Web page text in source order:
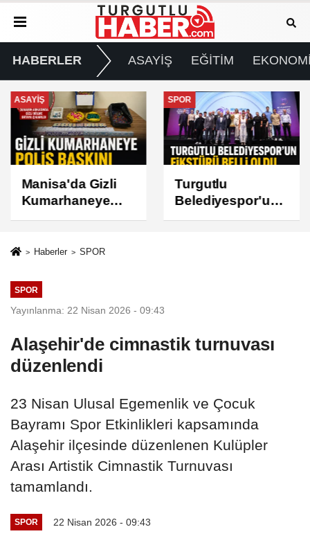
HABERLER ASAYİŞ EĞİTİM
ASAYİŞ
Manisa'da Gizli
Kumarhaneye
Polis Baskını
SPOR
Turgutlu
Belediyespor'un
Fikstürü Belli
Haberler SPOR
SPOR
Yayınlanma: 22 Nisan 2026 - 09:43
Alaşehir'de cimnastik turnuvası
düzenlendi
23 Nisan Ulusal Egemenlik ve Çocuk
Bayramı Spor Etkinlikleri kapsamında
Alaşehir ilçesinde düzenlenen Kulüpler
Arası Artistik Cimnastik Turnuvası
tamamlandı.
SPOR 22 Nisan 2026 - 09:43